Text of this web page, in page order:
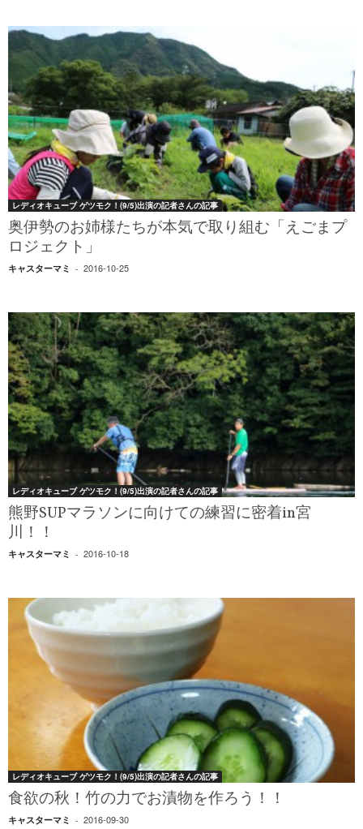
レディオキューブ ゲツモク！(9/5)出演の記者さんの記事
奥伊勢のお姉様たちが本気で取り組む「えごまプ
ロジェクト」
キャスターマミ - 2016-10-25
レディオキューブ ゲツモク！(9/5)出演の記者さんの記事
熊野SUPマラソンに向けての練習に密着in宮
川！！
キャスターマミ - 2016-10-18
レディオキューブ ゲツモク！(9/5)出演の記者さんの記事
食欲の秋！竹の力でお漬物を作ろう！！
キャスターマミ - 2016-09-30